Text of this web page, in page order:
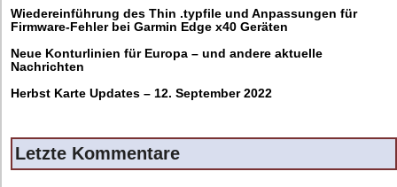
Wiedereinführung des Thin .typfile und Anpassungen für
Firmware-Fehler bei Garmin Edge x40 Geräten
Neue Konturlinien für Europa – und andere aktuelle
Nachrichten
Herbst Karte Updates – 12. September 2022
Letzte Kommentare